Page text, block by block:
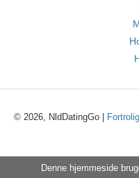
© 2026, NldDatingGo |
Denne hjemmeside